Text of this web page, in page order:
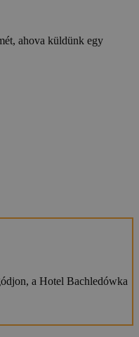
ahova küldünk egy
a Hotel Bachledówka